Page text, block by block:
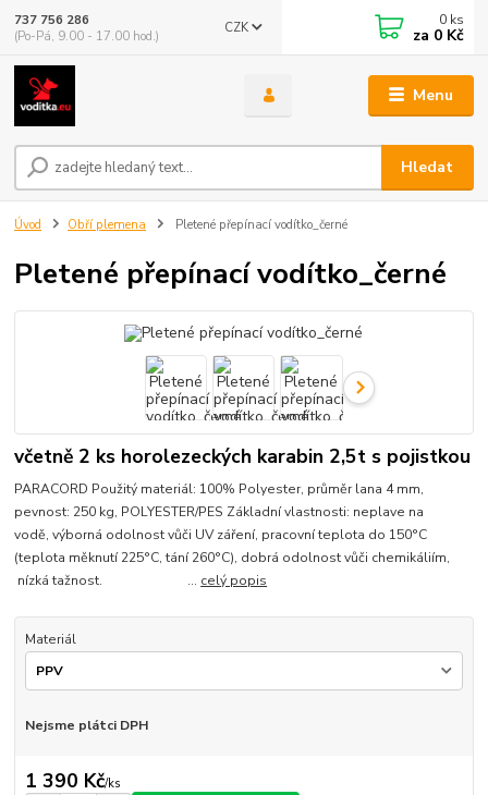
Menu
CZK
Hledat
737 756 286
(Po-Pá, 9.00 - 17.00 hod.)
0 ks
za 0 Kč
Úvod Obří plemena Pletené přepínací vodítko_černé
Pletené přepínací vodítko_černé
včetně 2 ks horolezeckých karabin 2,5t s pojistkou
PARACORD Použitý materiál: 100% Polyester, průměr lana 4 mm,
pevnost: 250 kg, POLYESTER/PES Základní vlastnosti: neplave na
vodě, výborná odolnost vůči UV záření, pracovní teplota do 150°C
(teplota měknutí 225°C, tání 260°C), dobrá odolnost vůči chemikáliím,
nízká tažnost. ... celý popis
Materiál
Nejsme plátci DPH
1 390 Kč/ks